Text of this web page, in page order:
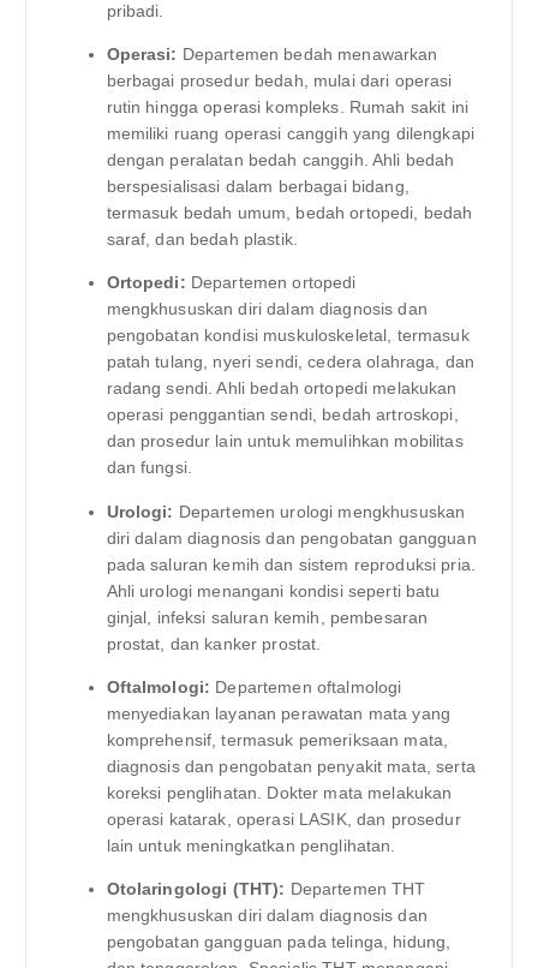
pribadi.
Operasi: Departemen bedah menawarkan
berbagai prosedur bedah, mulai dari operasi
rutin hingga operasi kompleks. Rumah sakit ini
memiliki ruang operasi canggih yang dilengkapi
dengan peralatan bedah canggih. Ahli bedah
berspesialisasi dalam berbagai bidang,
termasuk bedah umum, bedah ortopedi, bedah
saraf, dan bedah plastik.
Ortopedi: Departemen ortopedi
mengkhususkan diri dalam diagnosis dan
pengobatan kondisi muskuloskeletal, termasuk
patah tulang, nyeri sendi, cedera olahraga, dan
radang sendi. Ahli bedah ortopedi melakukan
operasi penggantian sendi, bedah artroskopi,
dan prosedur lain untuk memulihkan mobilitas
dan fungsi.
Urologi: Departemen urologi mengkhususkan
diri dalam diagnosis dan pengobatan gangguan
pada saluran kemih dan sistem reproduksi pria.
Ahli urologi menangani kondisi seperti batu
ginjal, infeksi saluran kemih, pembesaran
prostat, dan kanker prostat.
Oftalmologi: Departemen oftalmologi
menyediakan layanan perawatan mata yang
komprehensif, termasuk pemeriksaan mata,
diagnosis dan pengobatan penyakit mata, serta
koreksi penglihatan. Dokter mata melakukan
operasi katarak, operasi LASIK, dan prosedur
lain untuk meningkatkan penglihatan.
Otolaringologi (THT): Departemen THT
mengkhususkan diri dalam diagnosis dan
pengobatan gangguan pada telinga, hidung,